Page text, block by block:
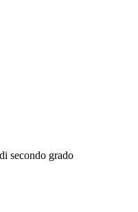
secondo grado